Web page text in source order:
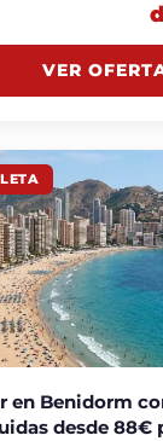
VER
en Benidorm
desde 88€